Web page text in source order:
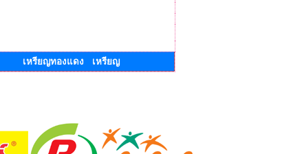
เหรียญทองแดง เหรียญ